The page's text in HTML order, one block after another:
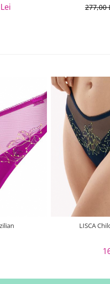
277,00
LISCA